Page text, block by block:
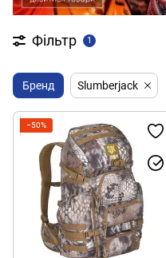
Фільтр 1
Бренд Slumberjack
−50%